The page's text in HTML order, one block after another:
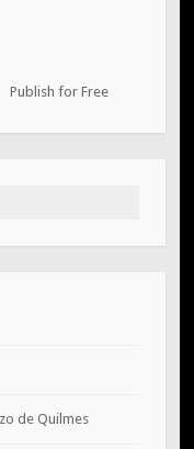
Publish for Free
de Quilmes